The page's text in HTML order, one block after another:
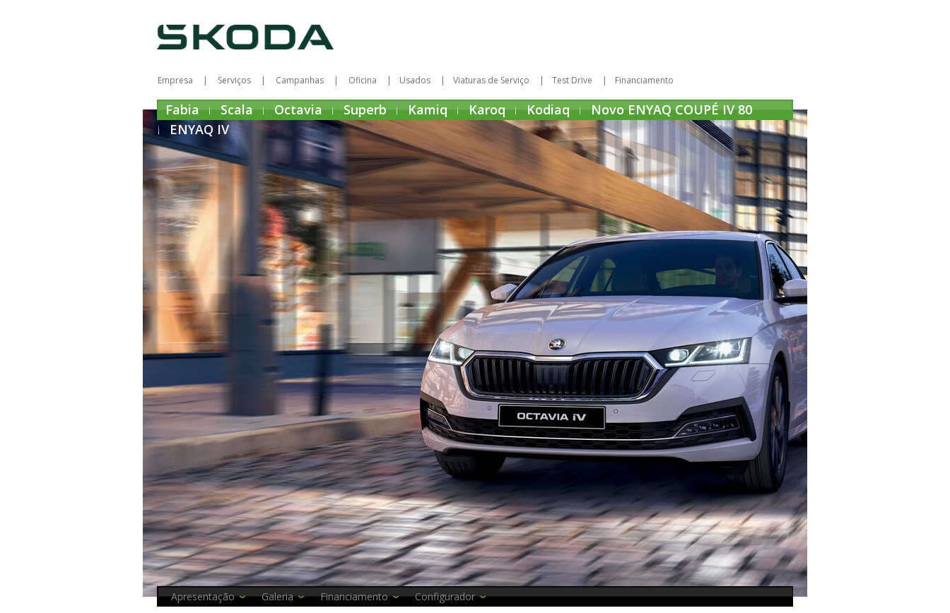
Empresa Serviços Campanhas Oficina Usados Viaturas de Serviço Test Drive Financiamento
Fabia Scala Octavia Superb Kamiq Karoq Kodiaq
Novo ENYAQ COUPÉ IV 80
ENYAQ IV
Apresentação Galeria Financiamento Configurador